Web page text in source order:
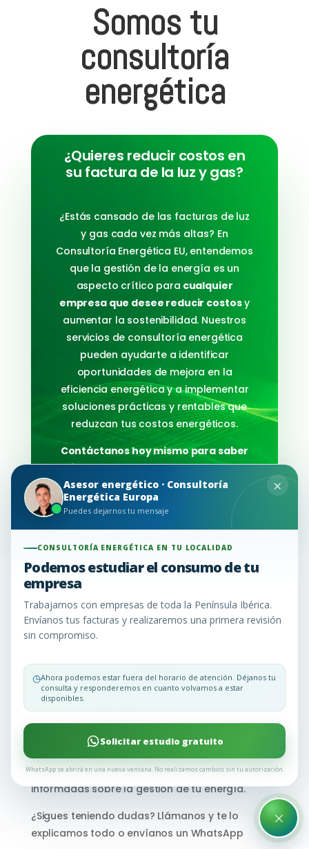
Somos tu
consultoría
energética
¿Quieres reducir costos en
su factura de la luz y gas?
¿Estás cansado de las facturas de luz
y gas cada vez más altas? En
Consultoría Energética EU, entendemos
que la gestión de la energía es un
aspecto crítico para cualquier
empresa que desee reducir costosy
aumentar la sostenibilidad. Nuestros
servicios de consultoría energética
pueden ayudarte a identificar
oportunidades de mejora en la
eficiencia energética y a implementar
soluciones prácticas y rentables que
reduzcan tus costos energéticos.
Contáctanos hoy mismo para saber
cómo podemos ayudarte a ahorrar
en tu factura de luz y gas.
F.A.Q Preguntas
Frecuentes
En Consultoría Energética EU, entendemos que la
consultoría energética puede generar una serie
de dudas. Para aclararlas y brindarte la
información que necesitas, hemos recopilado las
preguntas más comunes que nuestros clientes
nos hacen. Aquí encontrarás respuestas claras y
concisas para ayudarte a tomar decisiones
informadas sobre la gestión de tu energía.
¿Sigues teniendo dudas? Llámanos y te lo
explicamos todo o envíanos un WhatsApp
Asesor energético · Consultoría
Energética Europa
Puedes dejarnos tu mensaje
×
CONSULTORÍA ENERGÉTICA EN TU LOCALIDAD
Podemos estudiar el consumo de tu
empresa
Trabajamos con empresas de toda la Península Ibérica.
Envíanos tus facturas y realizaremos una primera revisión
sin compromiso.
◷Ahora podemos estar fuera del horario de atención. Déjanos tu
consulta y responderemos en cuanto volvamos a estar
disponibles.
Solicitar estudio gratuito
WhatsApp se abrirá en una nueva ventana. No realizamos cambios sin tu autorización.
×